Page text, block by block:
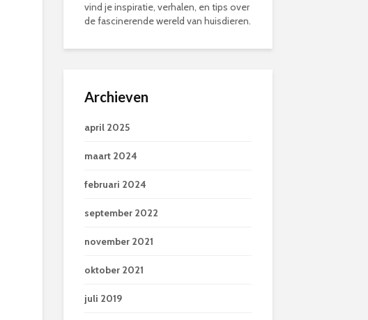
vind je inspiratie, verhalen, en tips over
de fascinerende wereld van huisdieren.
Archieven
april 2025
maart 2024
februari 2024
september 2022
november 2021
oktober 2021
juli 2019